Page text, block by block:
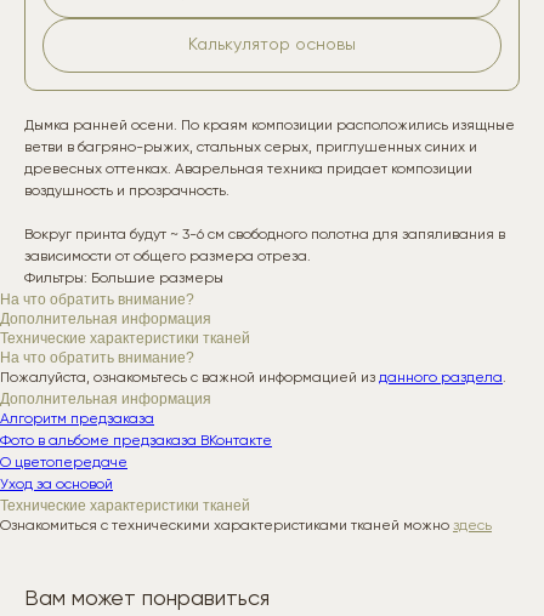
Калькулятор основы
Дымка ранней осени. По краям композиции расположились изящные
ветви в багряно-рыжих, стальных серых, приглушенных синих и
древесных оттенках. Аварельная техника придает композиции
воздушность и прозрачность.
Вокруг принта будут ~ 3-6 см свободного полотна для запяливания в
зависимости от общего размера отреза.
Фильтры: Большие размеры
На что обратить внимание?
Дополнительная информация
Технические характеристики тканей
На что обратить внимание?
Пожалуйста, ознакомьтесь с важной информацией из данного раздела.
Дополнительная информация
Алгоритм предзаказа
Фото в альбоме предзаказа ВКонтакте
О цветопередаче
Уход за основой
Технические характеристики тканей
Ознакомиться с техническими характеристиками тканей можно здесь
Вам может понравиться